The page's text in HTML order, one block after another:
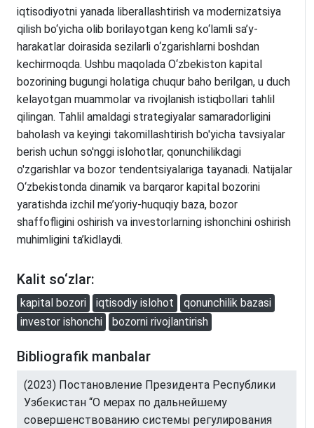
iqtisodiyotni yanada liberallashtirish va modernizatsiya
qilish bo‘yicha olib borilayotgan keng ko‘lamli sa’y-
harakatlar doirasida sezilarli o‘zgarishlarni boshdan
kechirmoqda. Ushbu maqolada O‘zbekiston kapital
bozorining bugungi holatiga chuqur baho berilgan, u duch
kelayotgan muammolar va rivojlanish istiqbollari tahlil
qilingan. Tahlil amaldagi strategiyalar samaradorligini
baholash va keyingi takomillashtirish bo'yicha tavsiyalar
berish uchun so'nggi islohotlar, qonunchilikdagi
o'zgarishlar va bozor tendentsiyalariga tayanadi. Natijalar
O‘zbekistonda dinamik va barqaror kapital bozorini
yaratishda izchil me’yoriy-huquqiy baza, bozor
shaffofligini oshirish va investorlarning ishonchini oshirish
muhimligini ta’kidlaydi.
Kalit so‘zlar:
kapital bozori iqtisodiy islohot
qonunchilik bazasi
investor ishonchi
bozorni rivojlantirish
Bibliografik manbalar
(2023) Постановление Президента Республики
Узбекистан “О мерах по дальнейшему
совершенствованию системы регулирования